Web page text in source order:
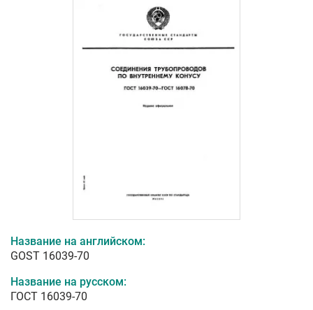
Название на английском:
GOST 16039-70
Название на русском:
ГОСТ 16039-70